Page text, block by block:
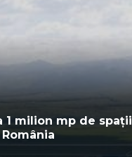
1 milion mp de spații